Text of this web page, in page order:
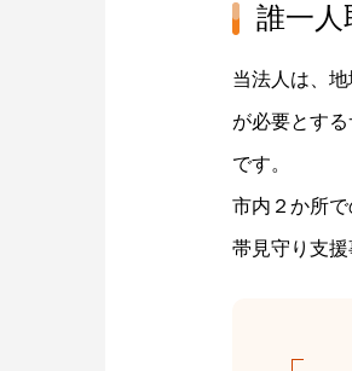
誰一
当法人は、
が必要とす
です。
市内２か所
帯見守り支援